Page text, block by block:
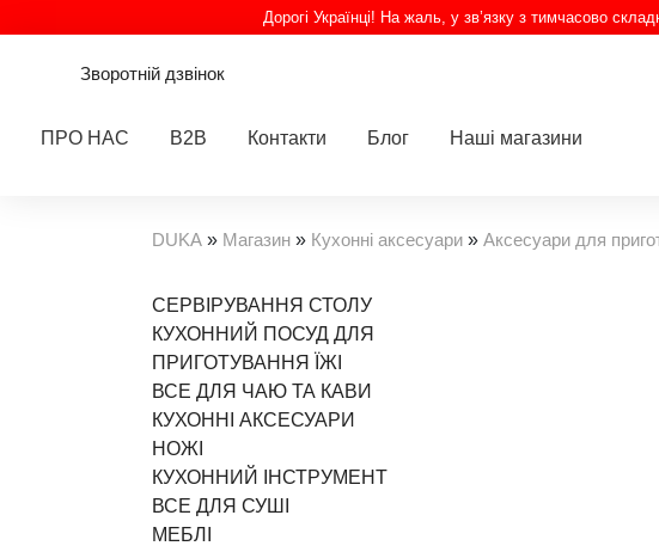
Дорогі Українці! На жаль, у зв’язку з тимчасово
Зворотній дзвінок
ПРО НАС B2B Контакти Блог Наші магазини
DUKA » Магазин » Кухонні аксесуари » Аксесуари для
СЕРВІРУВАННЯ СТОЛУ
КУХОННИЙ ПОСУД ДЛЯ
ПРИГОТУВАННЯ ЇЖІ
ВСЕ ДЛЯ ЧАЮ ТА КАВИ
КУХОННІ АКСЕСУАРИ
НОЖІ
КУХОННИЙ ІНСТРУМЕНТ
ВСЕ ДЛЯ СУШІ
МЕБЛІ